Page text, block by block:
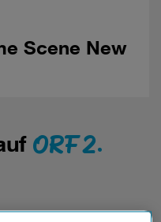
Scene New
ORF 2.